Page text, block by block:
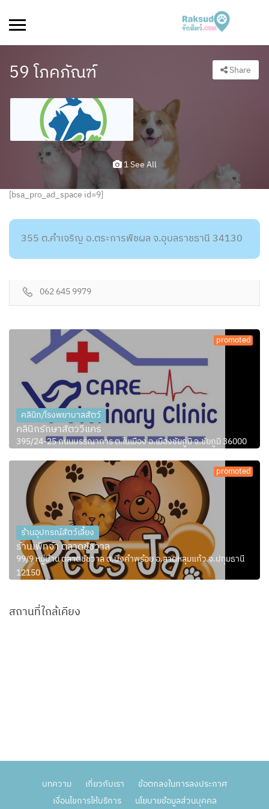
59 โภคภัณฑ์ Share
1 See All
[bsa_pro_ad_space id=9]
355 ต.คำเจริญ อ.ตระการพืชผล จ.อุบลราชธานี 34130
062 645 9979
promoted
คลินิก/โรงพยาบาลสัตว์
คลินิกรักษาสัตว์วีแคร์
395/24-25 ถนนบรรณาการ ต.ในเมือง อ.เมืองชัยภูมิ จ.ชัยภูมิ 36000
promoted
ร้านอุปกรณ์สัตว์เลี้ยง
ร้านเพ็ทจ้า ตลาดชัชวาล
99/9 หมู่บ้าน ตลาดชัชวาล ต.บึงคำพร้อย อ.ลาดหลุมแก้ว จ.ปทุมธานี
12150
สถานที่ใกล้เคียง
บทความ เกี่ยวกับเรา
ข้อตกลงในการลงประกาศ
เงื่อนไขการให้บริการ
นโยบายข้อมูลส่วนบุคคล